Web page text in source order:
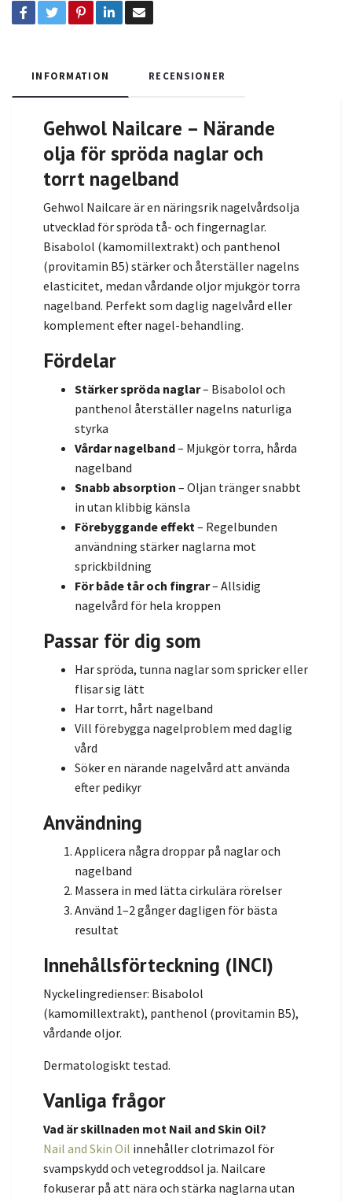
INFORMATION RECENSIONER
Gehwol Nailcare – Närande
olja för spröda naglar och
torrt nagelband
Gehwol Nailcare är en näringsrik nagelvårdsolja
utvecklad för spröda tå- och fingernaglar.
Bisabolol (kamomillextrakt) och panthenol
(provitamin B5) stärker och återställer nagelns
elasticitet, medan vårdande oljor mjukgör torra
nagelband. Perfekt som daglig nagelvård eller
komplement efter nagel-behandling.
Fördelar
Stärker spröda naglar– Bisabolol och
panthenol återställer nagelns naturliga
styrka
Vårdar nagelband– Mjukgör torra, hårda
nagelband
Snabb absorption – Oljan tränger snabbt
in utan klibbig känsla
Förebyggande effekt– Regelbunden
användning stärker naglarna mot
sprickbildning
För både tår och fingrar– Allsidig
nagelvård för hela kroppen
Passar för dig som
Har spröda, tunna naglar som spricker eller
flisar sig lätt
Har torrt, hårt nagelband
Vill förebygga nagelproblem med daglig
vård
Söker en närande nagelvård att använda
efter pedikyr
Användning
Applicera några droppar på naglar och
nagelband
Massera in med lätta cirkulära rörelser
Använd 1–2 gånger dagligen för bästa
resultat
Innehållsförteckning (INCI)
Nyckelingredienser: Bisabolol
(kamomillextrakt), panthenol (provitamin B5),
vårdande oljor.
Dermatologiskt testad.
Vanliga frågor
Vad är skillnaden mot Nail and Skin Oil?
Nail and Skin Oil innehåller clotrimazol för
svampskydd och vetegroddsol ja. Nailcare
fokuserar på att nära och stärka naglarna utan